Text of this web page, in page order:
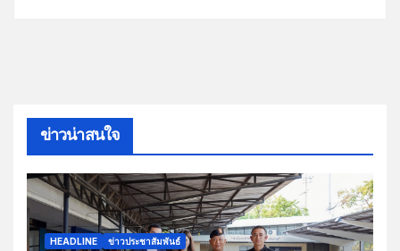
ข่าวน่าสนใจ
HEADLINE ข่าวประชาสัมพันธ์